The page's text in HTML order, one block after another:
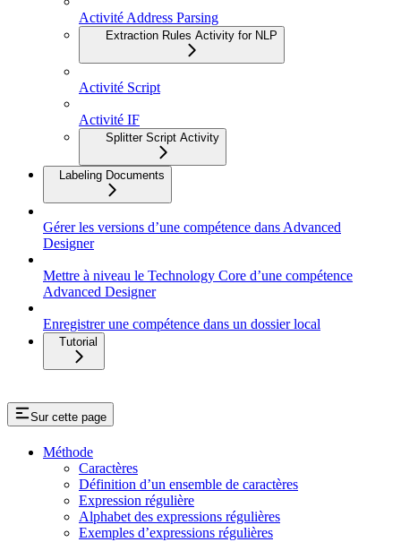
Activité Address Parsing
Extraction Rules Activity for NLP
Activité Script
Activité IF
Splitter Script Activity
Labeling Documents
Gérer les versions d’une compétence dans Advanced
Designer
Mettre à niveau le Technology Core d’une compétence
Advanced Designer
Enregistrer une compétence dans un dossier local
Tutorial
Sur cette page
Méthode
Caractères
Définition d’un ensemble de caractères
Expression régulière
Alphabet des expressions régulières
Exemples d’expressions régulières